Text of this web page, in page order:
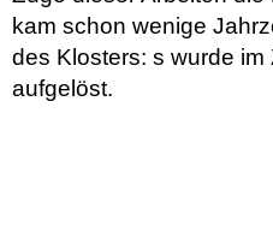
kam schon wenige
des Klosters: s wurde
aufgelöst.